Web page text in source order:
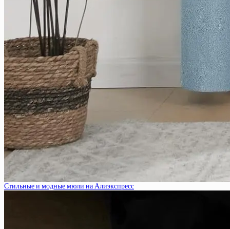
Стильные и модные мюли на Алиэкспресс